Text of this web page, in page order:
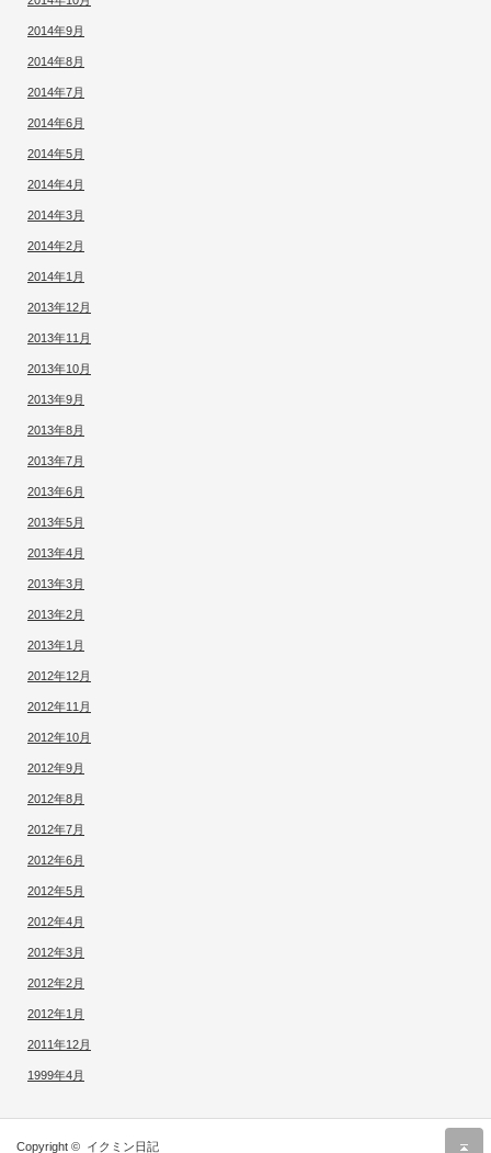
2014年9月
2014年8月
2014年7月
2014年6月
2014年5月
2014年4月
2014年3月
2014年2月
2014年1月
2013年12月
2013年11月
2013年10月
2013年9月
2013年8月
2013年7月
2013年6月
2013年5月
2013年4月
2013年3月
2013年2月
2013年1月
2012年12月
2012年11月
2012年10月
2012年9月
2012年8月
2012年7月
2012年6月
2012年5月
2012年4月
2012年3月
2012年2月
2012年1月
2011年12月
1999年4月
Copyright © イクミン日記